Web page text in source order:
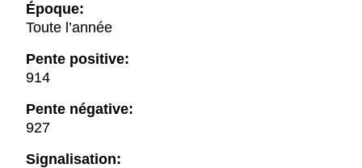
Époque:
Toute l’année
Pente positive:
914
Pente négative:
927
Signalisation: